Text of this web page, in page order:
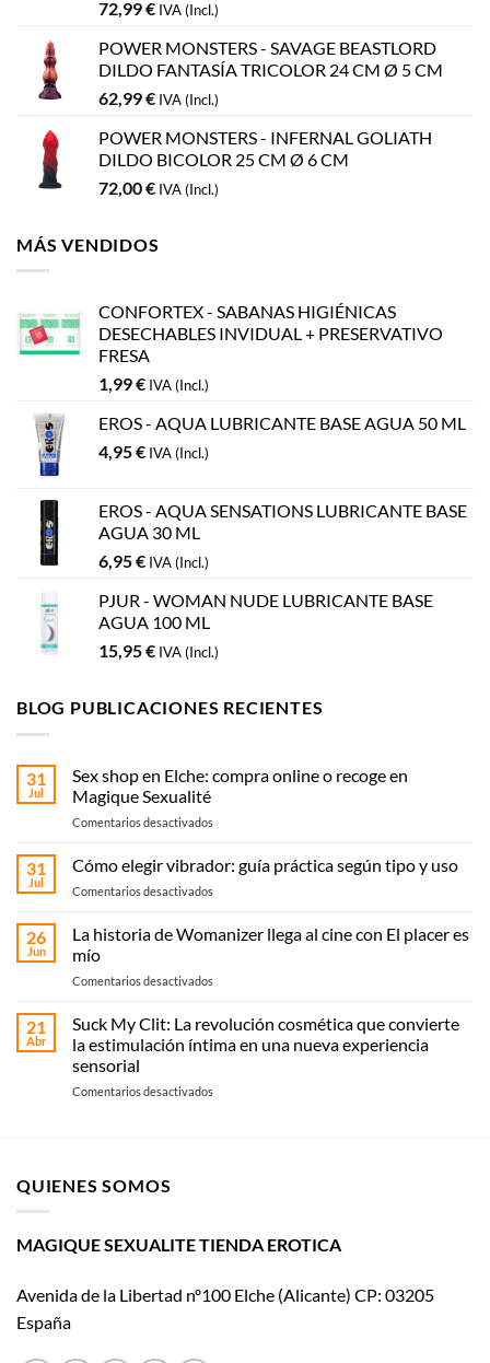
72,99€ IVA (Incl.)
POWER MONSTERS - SAVAGE BEASTLORD
DILDO FANTASÍA TRICOLOR 24 CM Ø 5 CM
62,99€ IVA (Incl.)
POWER MONSTERS - INFERNAL GOLIATH
DILDO BICOLOR 25 CM Ø 6 CM
72,00€ IVA (Incl.)
MÁS VENDIDOS
CONFORTEX - SABANAS HIGIÉNICAS
DESECHABLES INVIDUAL + PRESERVATIVO
FRESA
1,99€ IVA (Incl.)
EROS - AQUA LUBRICANTE BASE AGUA 50 ML
4,95€ IVA (Incl.)
EROS - AQUA SENSATIONS LUBRICANTE BASE
AGUA 30 ML
6,95€ IVA (Incl.)
PJUR - WOMAN NUDE LUBRICANTE BASE
AGUA 100 ML
15,95€ IVA (Incl.)
BLOG PUBLICACIONES RECIENTES
31
Jul
Sex shop en Elche: compra online o recoge en
Magique Sexualité
Comentarios desactivadosen
shop
en
Elche:
online
en
Sexualité
31
Jul
Cómo elegir vibrador: guía práctica según tipo y uso
Comentarios desactivadosen
elegir
vibrador:
práctica
tipo
26
Jun
La historia de Womanizer llega al cine con El placer es
mío
Comentarios desactivadosen
historia
de
Womanizer
al
21
Abr
Suck My Clit: La revolución cosmética que convierte
la estimulación íntima en una nueva experiencia
sensorial
Comentarios desactivadosen
convierte
íntima
QUIENES SOMOS
MAGIQUE SEXUALITE TIENDA EROTICA
Avenida de la Libertad nº100 Elche (Alicante) CP: 03205
España